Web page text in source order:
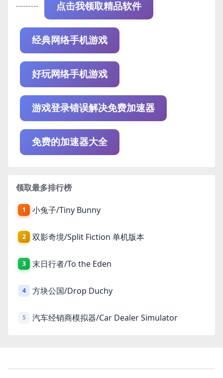
--------- 点击我领取精品软件
经典网络手机游戏
好玩网络手机游戏
游戏登录错误解决免费加速器
免费的加速器大全
领取最多排行榜
1 小兔子/Tiny Bunny
2 双影奇境/Split Fiction 单机版本
3 末日行者/To the Eden
4 方块公国/Drop Duchy
5 汽车经销商模拟器/Car Dealer Simulator